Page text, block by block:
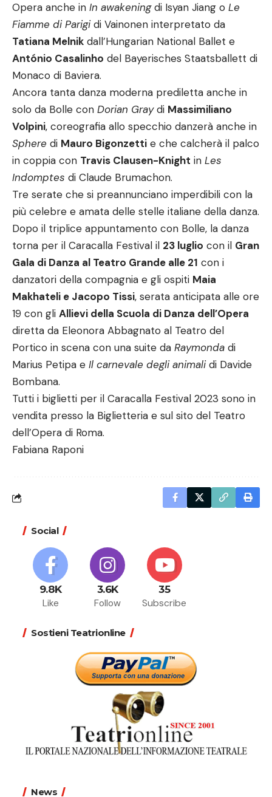
Opera anche in In awakeningdi Isyan Jiang o Le
Fiamme di Parigidi Vainonen interpretato da
Tatiana Melnik dall’Hungarian National Ballet e
António Casalinho del Bayerisches Staatsballett di
Monaco di Baviera.
Ancora tanta danza moderna prediletta anche in
solo da Bolle con Dorian Graydi Massimiliano
Volpini, coreografia allo specchio danzerà anche in
Sphere di Mauro Bigonzetti e che calcherà il palco
in coppia con Travis Clausen-Knight in Les
Indomptes di Claude Brumachon.
Tre serate che si preannunciano imperdibili con la
più celebre e amata delle stelle italiane della danza.
Dopo il triplice appuntamento con Bolle, la danza
torna per il Caracalla Festival il 23 luglio con il Gran
Gala di Danza al Teatro Grande alle 21 con i
danzatori della compagnia e gli ospiti Maia
Makhateli e Jacopo Tissi, serata anticipata alle ore
19 con gli Allievi della Scuola di Danza dell’Opera
diretta da Eleonora Abbagnato al Teatro del
Portico in scena con una suite da Raymonda di
Marius Petipa e Il carnevale degli animalidi Davide
Bombana.
Tutti i biglietti per il Caracalla Festival 2023 sono in
vendita presso la Biglietteria e sul sito del Teatro
dell’Opera di Roma.
Fabiana Raponi
Social
9.8K
Like
3.6K
Follow
35
Subscribe
Sostieni Teatrionline
News